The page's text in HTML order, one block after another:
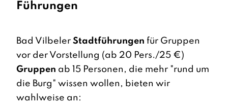
Führungen
Bad Vilbeler Stadtführungen für Gruppen
vor der Vorstellung (ab 20 Pers./25 €)
Gruppen ab 15 Personen, die mehr "rund um
die Burg" wissen wollen, bieten wir
wahlweise an: